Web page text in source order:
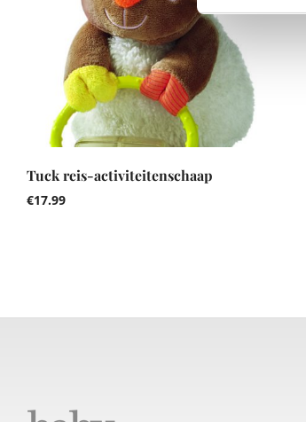
Tuck reis-activiteitenschaap
€17.99